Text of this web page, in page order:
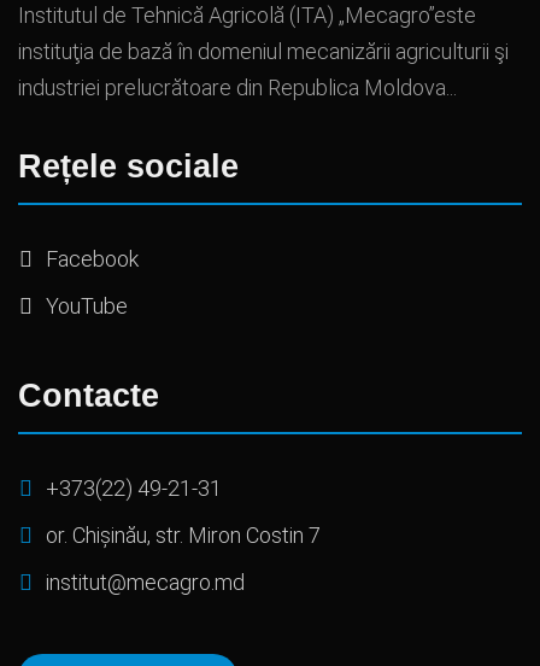
Institutul de Tehnică Agricolă (ITA) „Mecagro”este
instituţia de bază în domeniul mecanizării agriculturii şi
industriei prelucrătoare din Republica Moldova...
Rețele sociale
Facebook
YouTube
Contacte
+373(22) 49-21-31
or. Chișinău, str. Miron Costin 7
institut@mecagro.md